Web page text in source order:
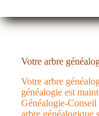
Votre arbre
Votre arbre
généalogie est
Généalogie-